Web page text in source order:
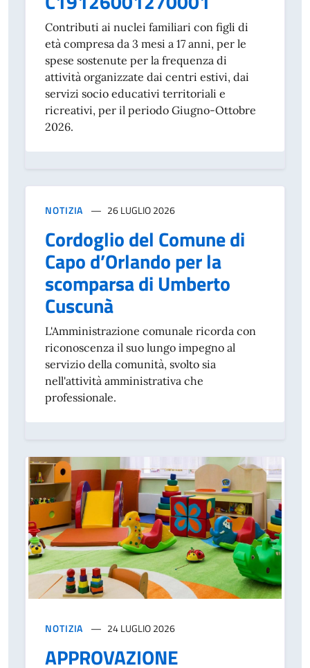
Contributi ai nuclei familiari con figli di
età compresa da 3 mesi a 17 anni, per le
spese sostenute per la frequenza di
attività organizzate dai centri estivi, dai
servizi socio educativi territoriali e
ricreativi, per il periodo Giugno-Ottobre
2026.
NOTIZIA 26 LUGLIO 2026
Cordoglio del Comune di
Capo d’Orlando per la
scomparsa di Umberto
Cuscunà
L'Amministrazione comunale ricorda con
riconoscenza il suo lungo impegno al
servizio della comunità, svolto sia
nell'attività amministrativa che
professionale.
NOTIZIA 24 LUGLIO 2026
APPROVAZIONE